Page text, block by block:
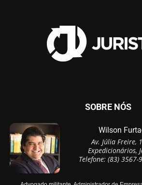
SOBRE NÓS
Wilson
Av. Júlia Freire,
Expedicionários,
Telefone: (83)